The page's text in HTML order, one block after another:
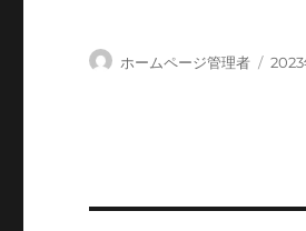
投
ホームページ管理者
投